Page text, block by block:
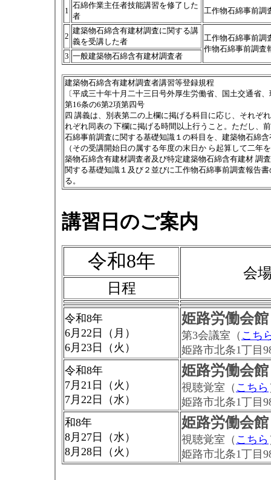
1
石綿作業主任者技能講習を修了した
者
工作物石綿事前調
2
建築物石綿含有建材調査に関する講
義を受講した者
工作物石綿事前調
作物石綿事前調査
3 一般建築物石綿含有建材調査者
建築物石綿含有建材調査者講習等登録規程
〔平成三十年十月二十三日号外厚生労働省、国土交通省
第16条の6第2項第四号
四 講義は、別表第二の上欄に掲げる科目に応じ、それぞ
れぞれ同表の 下欄に掲げる時間以上行うこと。ただし、
石綿事前調査に関する基礎知識１の科目を、建築物石綿
（その受講開始日の属する年度の末日か ら起算して二年
築物石綿含有建材調査者及び特定建築物石綿含有建材 調
関する基礎知識１及び２並びに工作物石綿事前調査報告
る。
講習日のご案内
令和8年
会
日程
令和8年
6月22日（月）
6月23日（火）
姫路労働会館
第3会議室（ こち
姫路市北条1丁目
令和8年
7月21日（火）
7月22日（水）
姫路労働会館
視聴覚室（ こちら
姫路市北条1丁目
和8年
8月27日（水）
8月28日（火）
姫路労働会館
視聴覚室（ こちら
姫路市北条1丁目